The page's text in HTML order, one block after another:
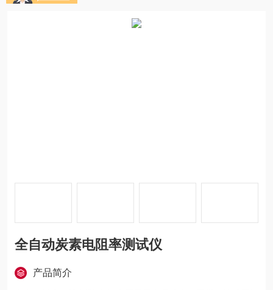
全自动炭素电阻率测试仪
产品简介